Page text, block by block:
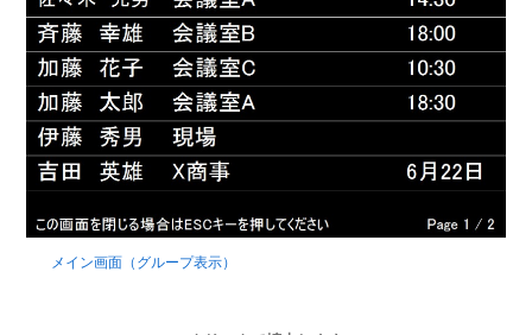
メイン画面（グループ表示）